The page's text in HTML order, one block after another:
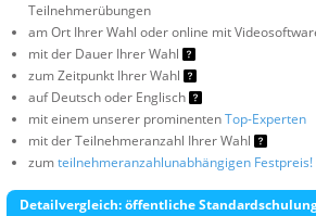
Teilnehmerübungen
am Ort Ihrer Wahl oder online mit
mit der Dauer Ihrer Wahl
zum Zeitpunkt Ihrer Wahl
auf Deutsch oder Englisch
mit einem unserer prominentenTop-Experten
mit der Teilnehmeranzahl Ihrer Wahl
zumteilnehmeranzahlunabhängigen Festpreis!
Detailvergleich: öffentliche